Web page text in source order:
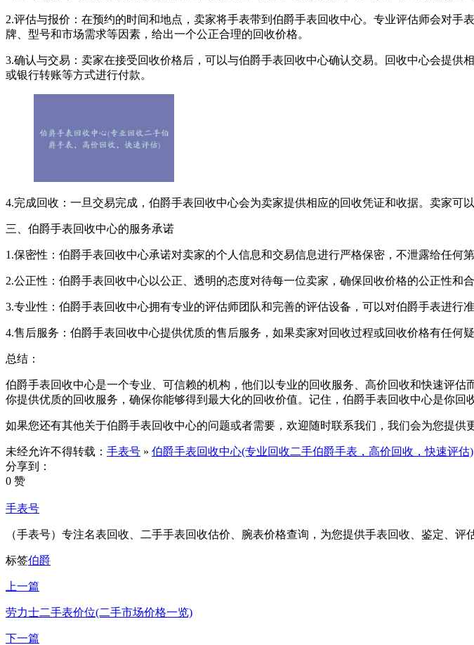
2.评估与报价：在预约的时间和地点，卖家将手表带到伯爵手表回收中心。专业评估师会对
牌、型号和市场需求等因素，给出一个公正合理的回收价格。
3.确认与交易：卖家在接受回收价格后，可以与伯爵手表回收中心确认交易。回收中心会提
或银行转账等方式进行付款。
4.完成回收：一旦交易完成，伯爵手表回收中心会为卖家提供相应的回收凭证和收据。卖家可
三、伯爵手表回收中心的服务承诺
1.保密性：伯爵手表回收中心承诺对卖家的个人信息和交易信息进行严格保密，不泄露给任何第
2.公正性：伯爵手表回收中心以公正、透明的态度对待每一位卖家，确保回收价格的公正性和合
3.专业性：伯爵手表回收中心拥有专业的评估师团队和完善的评估设备，可以对伯爵手表进行准
4.售后服务：伯爵手表回收中心提供优质的售后服务，如果卖家对回收过程或回收价格有任何
总结：
伯爵手表回收中心是一个专业、可信赖的机构，他们以专业的回收服务、高价回收和快速评
你提供优质的回收服务，确保你能够得到最大化的回收价值。记住，伯爵手表回收中心是你回
如果您还有其他关于伯爵手表回收中心的问题或者需要，欢迎随时联系我们，我们会为您提供
未经允许不得转载： 手表号 » 伯爵手表回收中心(专业回收二手伯爵手表，高价回收，快速评估)
分享到：
0 赞
手表号
（手表号）专注名表回收、二手手表回收估价、腕表价格查询，为您提供手表回收、鉴定、评
标签伯爵
上一篇
劳力士二手表价位(二手市场价格一览)
下一篇